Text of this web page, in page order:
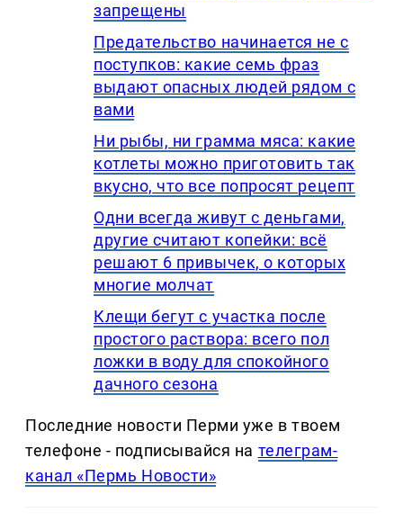
запрещены
Предательство начинается не с
поступков: какие семь фраз
выдают опасных людей рядом с
вами
Ни рыбы, ни грамма мяса: какие
котлеты можно приготовить так
вкусно, что все попросят рецепт
Одни всегда живут с деньгами,
другие считают копейки: всё
решают 6 привычек, о которых
многие молчат
Клещи бегут с участка после
простого раствора: всего пол
ложки в воду для спокойного
дачного сезона
Последние новости Перми уже в твоем
телефоне - подписывайся на телеграм-
канал «Пермь Новости»